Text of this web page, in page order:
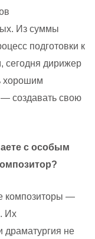
Из суммы
подготовки к
сегодня дирижер
хорошим
— создавать свою
с особым
композиторы —
Их
не